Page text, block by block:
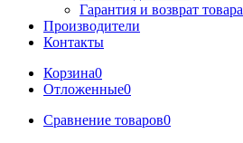
Гарантия и возврат товара
Производители
Контакты
Корзина0
Отложенные0
Сравнение товаров0